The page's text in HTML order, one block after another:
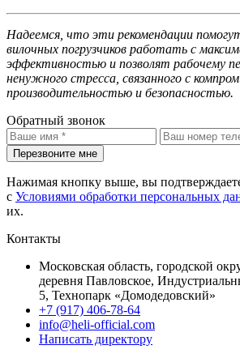
Надеемся, что эти рекомендации
вилочных погрузчиков работать с
эффективностью и позволят рабочему
ненужного стресса, связанного с
производительностью и безопасностью.
Обратный звонок
Перезвоните мне
Нажимая кнопку выше, вы
с Условиями обработки персональных
их.
Контакты
Московская область, городской
деревня Павловское,
5, Технопарк «Домодедовский»
+7 (917) 406-78-64
info@heli-official.com
Написать директору